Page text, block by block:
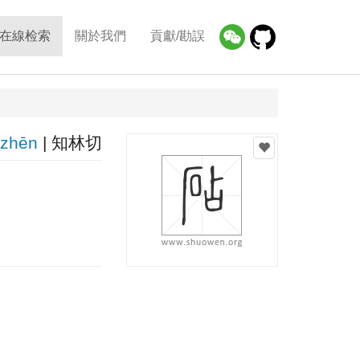
在線检索 關於我們 貢獻/勘誤
zhēn | 知林切